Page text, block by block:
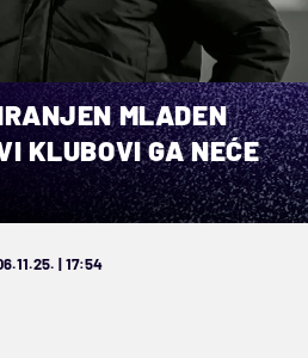
MLADEN
KLUBOVI GA NEĆE
| 17:54